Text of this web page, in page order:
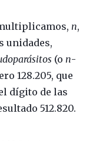
n,
unidades,
(o n-
128.205, que
dígito de las
512.820.